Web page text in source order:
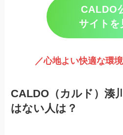
CALDO
サイトを
／心地よい快適な環
CALDO（カルド）湊
はない人は？